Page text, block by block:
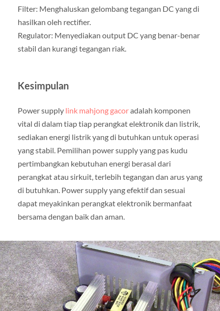
Filter: Menghaluskan gelombang tegangan DC yang di
hasilkan oleh rectifier.
Regulator: Menyediakan output DC yang benar-benar
stabil dan kurangi tegangan riak.
Kesimpulan
Power supply link mahjong gacoradalah komponen
vital di dalam tiap tiap perangkat elektronik dan listrik,
sediakan energi listrik yang di butuhkan untuk operasi
yang stabil. Pemilihan power supply yang pas kudu
pertimbangkan kebutuhan energi berasal dari
perangkat atau sirkuit, terlebih tegangan dan arus yang
di butuhkan. Power supply yang efektif dan sesuai
dapat meyakinkan perangkat elektronik bermanfaat
bersama dengan baik dan aman.